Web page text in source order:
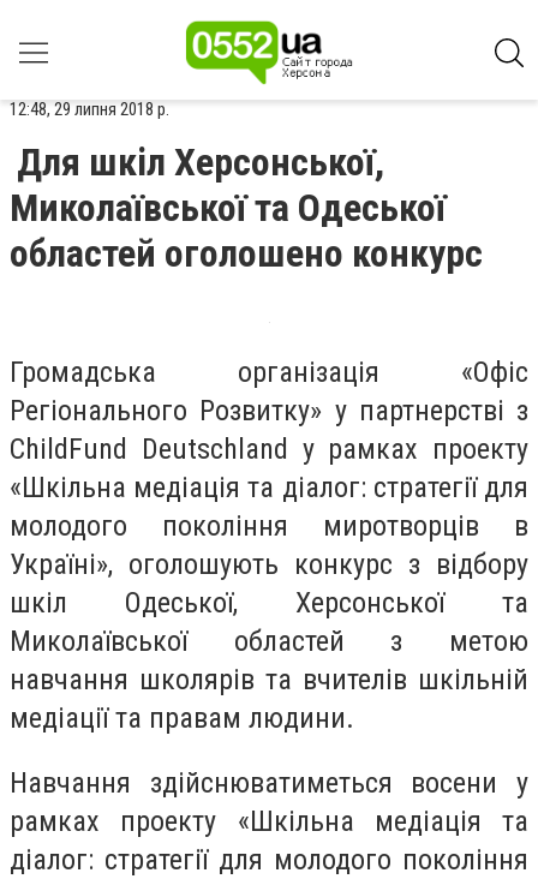
12:48, 29 липня 2018 р.
Для шкіл Херсонської,
Миколаївської та Одеської
областей оголошено конкурс
Громадська організація «Офіс
Регіонального Розвитку» у партнерстві з
ChildFund Deutschland у рамках проекту
«Шкільна медіація та діалог: стратегії для
молодого покоління миротворців в
Україні», оголошують конкурс з відбору
шкіл Одеської, Херсонської та
Миколаївської областей з метою
навчання школярів та вчителів шкільній
медіації та правам людини.
Навчання здійснюватиметься восени у
рамках проекту «Шкільна медіація та
діалог: стратегії для молодого покоління